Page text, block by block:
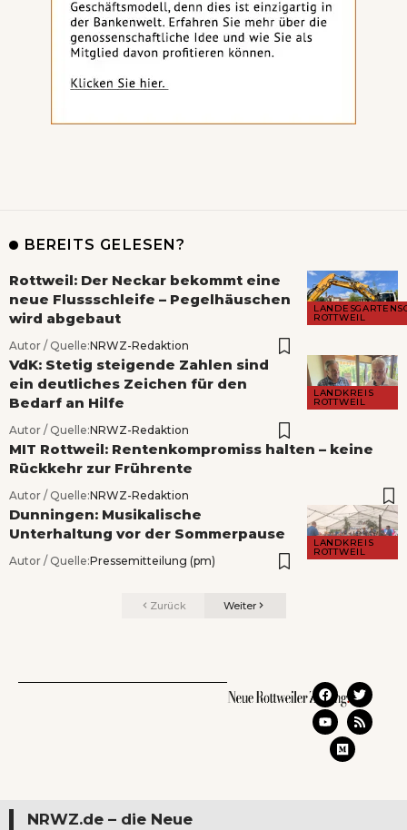
BEREITS GELESEN?
ROTTWEIL
Rottweil: Der Neckar bekommt eine
neue Flussschleife – Pegelhäuschen
wird abgebaut
Autor / Quelle:NRWZ-Redaktion
LANDKREIS
ROTTWEIL
VdK: Stetig steigende Zahlen sind
ein deutliches Zeichen für den
Bedarf an Hilfe
Autor / Quelle:NRWZ-Redaktion
MIT Rottweil: Rentenkompromiss halten – keine
Rückkehr zur Frührente
Autor / Quelle:NRWZ-Redaktion
LANDKREIS
ROTTWEIL
Dunningen: Musikalische
Unterhaltung vor der Sommerpause
Autor / Quelle:Pressemitteilung (pm)
Zurück Weiter
NRWZ.de – die Neue